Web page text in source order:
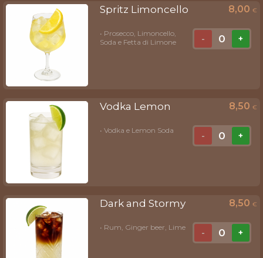
Spritz Limoncello 8,00 €
• Prosecco, Limoncello,
Soda e Fetta di Limone
- 0 +
Vodka Lemon 8,50 €
• Vodka e Lemon Soda
- 0 +
Dark and Stormy 8,50 €
• Rum, Ginger beer, Lime
- 0 +